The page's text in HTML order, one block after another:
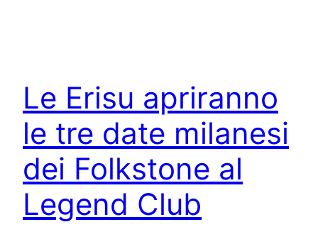
Le Erisu apriranno
le tre date milanesi
dei Folkstone al
Legend Club